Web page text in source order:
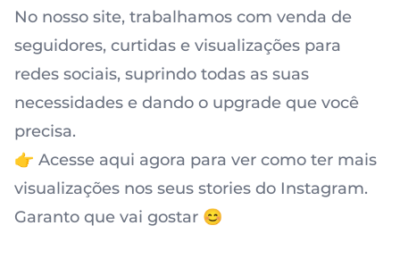
No nosso site, trabalhamos com venda de
seguidores, curtidas e visualizações para
redes sociais, suprindo todas as suas
necessidades e dando o upgrade que você
precisa.
👉 Acesse aqui agora para ver como ter mais
visualizações nos seus stories do Instagram.
Garanto que vai gostar 😊